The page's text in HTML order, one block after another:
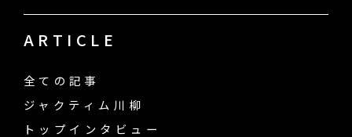
ARTICLE
全ての記事
ジャクティム川柳
トップインタビュー